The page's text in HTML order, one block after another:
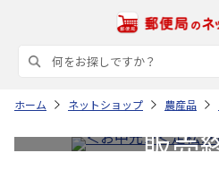
ホーム ネットショップ 農産品